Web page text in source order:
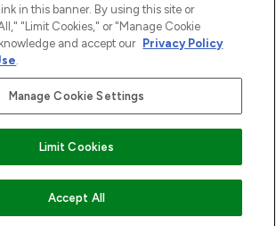
NIET OP VOORRAAD
GmbH Maximilianstrasse 54 80538 Munich
in this banner. By using this site or
"Limit Cookies," or "Manage Cookie
and accept our Privacy Policy
.
Manage Cookie Settings
Limit Cookies
Accept All